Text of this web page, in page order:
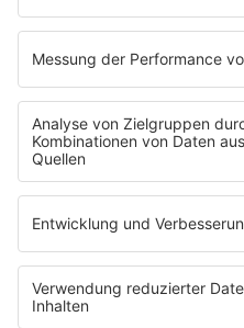
Konzertkalender
Festivals
Wacken Open Air
SHOP
RADIO BOB!
Impressum
Kontakt
myBOB App
BOB-Plakate & Aufkleber bestellen